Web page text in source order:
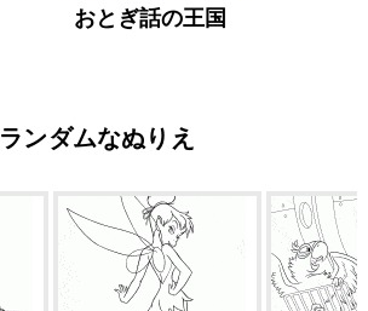
おとぎ話の王国
ランダムなぬりえ